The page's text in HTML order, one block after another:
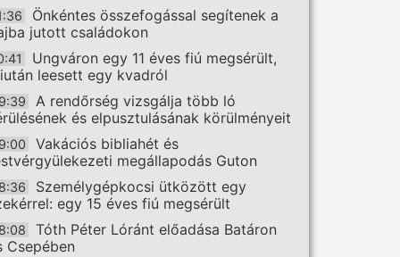
Önkéntes összefogással segítenek a
jutott családokon
Ungváron egy 11 éves fiú megsérült,
leesett egy kvadról
A rendőrség vizsgálja több ló
és elpusztulásának körülményeit
Vakációs bibliahét és
megállapodás Guton
Személygépkocsi ütközött egy
egy 15 éves fiú megsérült
Tóth Péter Lóránt előadása Batáron
Csepében